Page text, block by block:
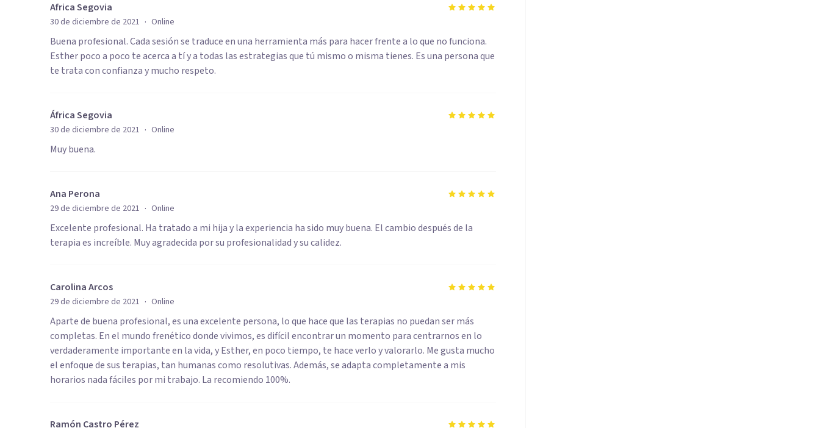
Africa Segovia
30 de diciembre de 2021 · Online
Buena profesional. Cada sesión se traduce en una herramienta más para hacer frente a lo que no funciona.
Esther poco a poco te acerca a tí y a todas las estrategias que tú mismo o misma tienes. Es una persona que
te trata con confianza y mucho respeto.
África Segovia
30 de diciembre de 2021 · Online
Muy buena.
Ana Perona
29 de diciembre de 2021 · Online
Excelente profesional. Ha tratado a mi hija y la experiencia ha sido muy buena. El cambio después de la
terapia es increíble. Muy agradecida por su profesionalidad y su calidez.
Carolina Arcos
29 de diciembre de 2021 · Online
Aparte de buena profesional, es una excelente persona, lo que hace que las terapias no puedan ser más
completas. En el mundo frenético donde vivimos, es difícil encontrar un momento para centrarnos en lo
verdaderamente importante en la vida, y Esther, en poco tiempo, te hace verlo y valorarlo. Me gusta mucho
el enfoque de sus terapias, tan humanas como resolutivas. Además, se adapta completamente a mis
horarios nada fáciles por mi trabajo. La recomiendo 100%.
Ramón Castro Pérez